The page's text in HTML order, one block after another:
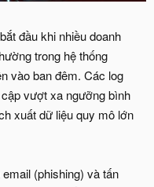
đầu khi nhiều doanh
trong hệ thống
vào ban đêm. Các log
vượt xa ngưỡng bình
xuất dữ liệu quy mô lớn
(phishing) và tấn